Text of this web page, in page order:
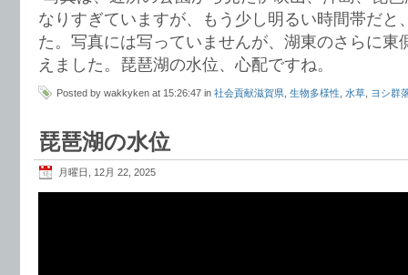
なりすぎていますが、もう少し明るい時間帯だと
た。写真には写っていませんが、湖東のさらに東
えました。琵琶湖の水位、心配ですね。
Posted by wakkyken at 15:26:47 in 社会貢献滋賀県 生物多様性 水草 ヨシ群
琵琶湖の水位
月曜日, 12月 22, 2025